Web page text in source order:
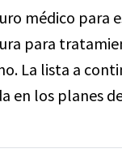
médico
para
La lista a
en los planes